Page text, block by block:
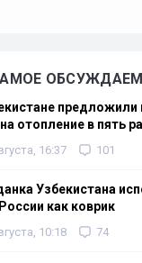
отопление в пять
16:37 101
Узбекистана
как коврик
10:18 74